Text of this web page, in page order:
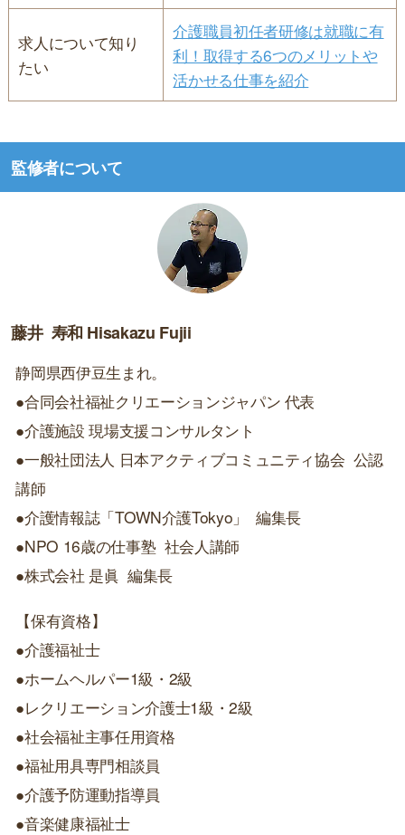
求人について知り
たい
介護職員初任者研修は就職に有
利！取得する6つのメリットや
活かせる仕事を紹介
監修者について
藤井 寿和 Hisakazu Fujii
静岡県西伊豆生まれ。
●合同会社福祉クリエーションジャパン 代表
●介護施設 現場支援コンサルタント
●一般社団法人 日本アクティブコミュニティ協会 公認
講師
●介護情報誌「TOWN介護Tokyo」 編集長
●NPO 16歳の仕事塾 社会人講師
●株式会社 是眞 編集長
【保有資格】
●介護福祉士
●ホームヘルパー1級・2級
●レクリエーション介護士1級・2級
●社会福祉主事任用資格
●福祉用具専門相談員
●介護予防運動指導員
●音楽健康福祉士